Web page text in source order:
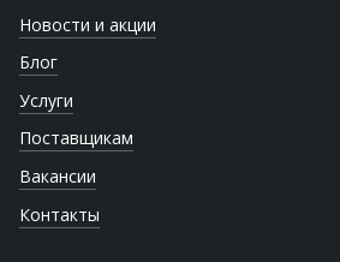
Новости и акции
Блог
Услуги
Поставщикам
Вакансии
Контакты